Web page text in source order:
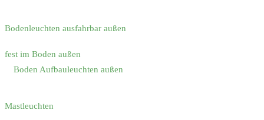
Bodenleuchten ausfahrbar außen
fest im Boden außen
Boden Aufbauleuchten außen
Mastleuchten